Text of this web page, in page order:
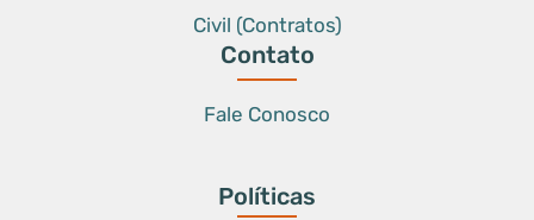
Civil (Contratos)
Contato
Fale Conosco
Políticas